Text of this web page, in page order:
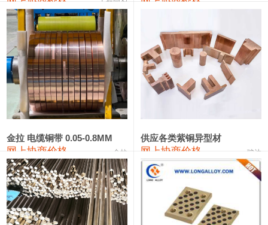
漆包线 111,970—115,970 113,970
磷铜合金 110,800—117,600 114,200 400
无氧铜丝(硬) 109,710—110,010 109,860
R410A专用紫铜管 113,700—113,700
铸造铝合金锭(A380） 26,300—26,500 26,400 100
铝合金ADC12 24,200—24,400 100
铸造铝合金锭(ZL102) 24,300—24,500 24,400
十堰同创
金拉 电缆铜带 0.05-0.8MM
网上协商价格 金拉
供应各类紫铜异型材
网上协商价格 骏达